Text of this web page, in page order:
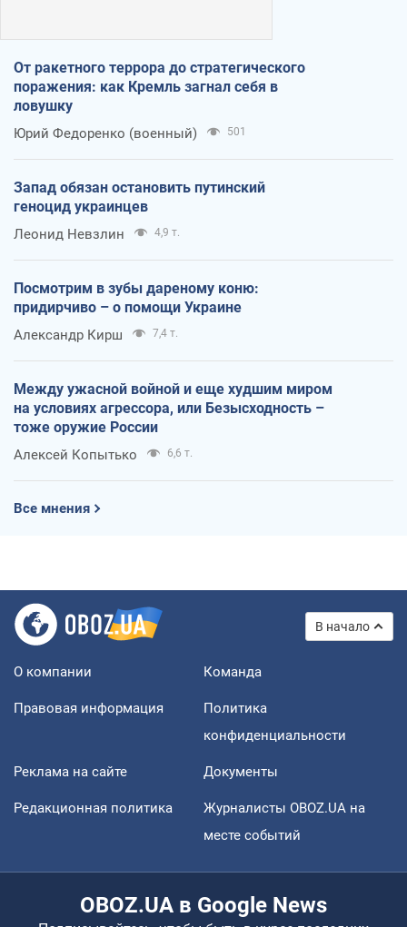
От ракетного террора до стратегического
поражения: как Кремль загнал себя в
ловушку
Юрий Федоренко (военный) 501
Запад обязан остановить путинский
геноцид украинцев
Леонид Невзлин 4,9 т.
Посмотрим в зубы дареному коню:
придирчиво – о помощи Украине
Александр Кирш 7,4 т.
Между ужасной войной и еще худшим миром
на условиях агрессора, или Безысходность –
тоже оружие России
Алексей Копытько 6,6 т.
Все мнения
В начало
О компании Команда
Правовая информация
Политика
конфиденциальности
Реклама на сайте Документы
Редакционная политика
Журналисты OBOZ.UA на
месте событий
OBOZ.UA в Google News